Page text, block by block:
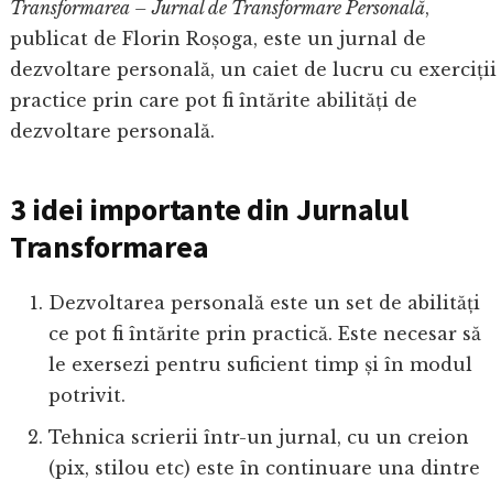
Transformarea – Jurnal de Transformare Personală,
publicat de Florin Roșoga, este un jurnal de
dezvoltare personală, un caiet de lucru cu exerciții
practice prin care pot fi întărite abilități de
dezvoltare personală.
3 idei importante din Jurnalul
Transformarea
Dezvoltarea personală este un set de abilități
ce pot fi întărite prin practică. Este necesar să
le exersezi pentru suficient timp și în modul
potrivit.
Tehnica scrierii într-un jurnal, cu un creion
(pix, stilou etc) este în continuare una dintre